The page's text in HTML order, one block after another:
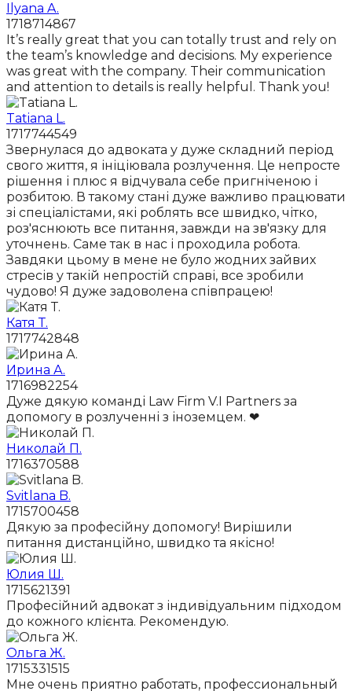
Ilyana A.
1718714867
It’s really great that you can totally trust and rely on
the team’s knowledge and decisions. My experience
was great with the company. Their communication
and attention to details is really helpful. Thank you!
Tatiana L.
1717744549
Звернулася до адвоката у дуже складний період
свого життя, я ініціювала розлучення. Це непросте
рішення і плюс я відчувала себе пригніченою і
розбитою. В такому стані дуже важливо працювати
зі спеціалістами, які роблять все швидко, чітко,
роз'яснюють все питання, завжди на зв'язку для
уточнень. Саме так в нас і проходила робота.
Завдяки цьому в мене не було жодних зайвих
стресів у такій непростій справі, все зробили
чудово! Я дуже задоволена співпрацею!
Катя Т.
1717742848
Ирина А.
1716982254
Дуже дякую команді Law Firm V.I Partners за
допомогу в розлученні з іноземцем. ❤
Николай П.
1716370588
Svitlana B.
1715700458
Дякую за професійну допомогу! Вирішили
питання дистанційно, швидко та якісно!
Юлия Ш.
1715621391
Професійний адвокат з індивідуальним підходом
до кожного клієнта. Рекомендую.
Ольга Ж.
1715331515
Мне очень приятно работать, профессиональный